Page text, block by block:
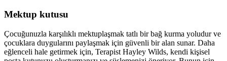
Mektup kutusu
Çocuğunuzla karşılıklı mektuplaşmak tatlı bir bağ kurma yoludur ve
çocuklara duygularını paylaşmak için güvenli bir alan sunar. Daha
eğlenceli hale getirmek için, Terapist Hayley Wilds, kendi kişisel